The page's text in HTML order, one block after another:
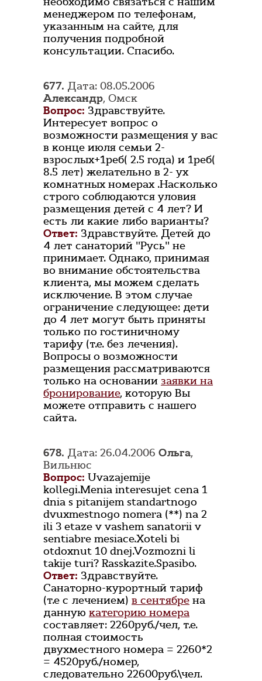
менеджером по телефонам,
указанным на сайте, для
получения подробной
консультации. Спасибо.
677. Дата: 08.05.2006
Александр, Омск
Вопрос: Здравствуйте.
Интересует вопрос о
возможности размещения у вас
в конце июля семьи 2-
взрослых+1реб( 2.5 года) и 1реб(
8.5 лет) желательно в 2- ух
комнатных номерах .Насколько
строго соблюдаются уловия
размещения детей с 4 лет? И
есть ли какие либо варианты?
Ответ: Здравствуйте. Детей до
4 лет санаторий "Русь" не
принимает. Однако, принимая
во внимание обстоятельства
клиента, мы можем сделать
исключение. В этом случае
ограничение следующее: дети
до 4 лет могут быть приняты
только по гостиничному
тарифу (т.е. без лечения).
Вопросы о возможности
размещения рассматриваются
только на основании заявки на
бронирование, которую Вы
можете отправить с нашего
сайта.
678. Дата: 26.04.2006 Oльга,
Вильнюс
Вопрос: Uvazajemije
kollegi.Menia interesujet cena 1
dnia s pitanijem standartnogo
dvuxmestnogo nomera (**) na 2
ili 3 etaze v vashem sanatorii v
sentiabre mesiace.Xoteli bi
otdoxnut 10 dnej.Vozmozni li
takije turi? Rasskazite.Spasibo.
Ответ: Здравствуйте.
Санаторно-курортный тариф
(т.е с лечением) в сентябре на
данную категорию номера
составляет: 2260руб./чел, т.е.
полная стоимость
двухместного номера = 2260*2
= 4520руб./номер,
следовательно 22600руб.\чел.